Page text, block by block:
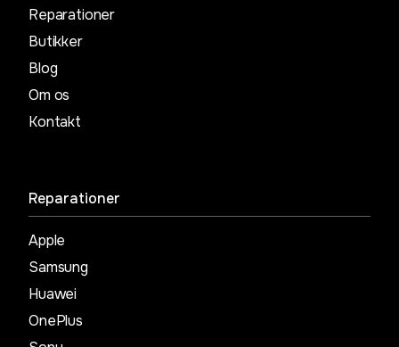
Reparationer
Butikker
Blog
Om os
Kontakt
Reparationer
Apple
Samsung
Huawei
OnePlus